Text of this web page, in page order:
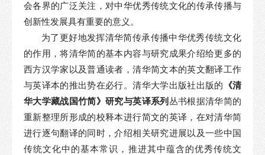
会各界的广泛关注，对中华优秀传统文化的传承传播与
创新性发展具有重要的意义。
为了更好地发挥清华简传承传播中华优秀传统文化
的作用，将清华简的基本内容与研究成果介绍给更多的
西方汉学家以及普通读者，清华简文本的英文翻译工作
与英译本的推出势在必行。清华大学出版社出版的 《清
华大学藏战国竹简》研究与英译系列 丛书根据清华简的
重新整理所形成的校释本进行简文的英译，在对清华简
进行逐句翻译的同时，介绍相关研究进展以及一些中国
传统文化中的基本常识，推进其中蕴含的优秀传统文